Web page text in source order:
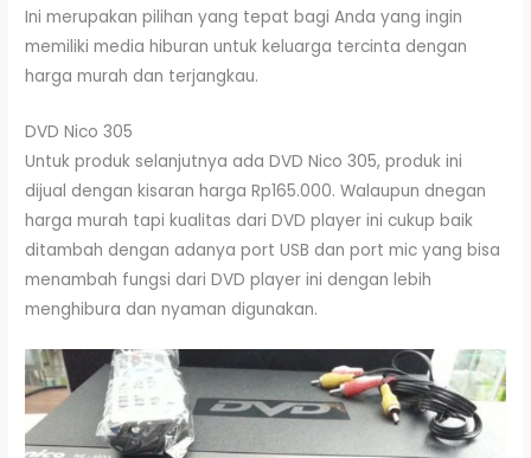
Ini merupakan pilihan yang tepat bagi Anda yang ingin
memiliki media hiburan untuk keluarga tercinta dengan
harga murah dan terjangkau.
DVD Nico 305
Untuk produk selanjutnya ada DVD Nico 305, produk ini
dijual dengan kisaran harga Rp165.000. Walaupun dnegan
harga murah tapi kualitas dari DVD player ini cukup baik
ditambah dengan adanya port USB dan port mic yang bisa
menambah fungsi dari DVD player ini dengan lebih
menghibura dan nyaman digunakan.